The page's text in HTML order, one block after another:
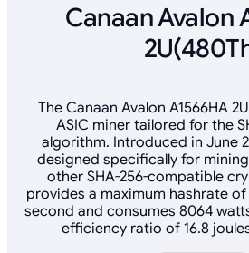
Canaan Avalon
The Canaan Avalon A1566HA
ASIC miner tailored for the
algorithm. Introduced in June
designed specifically for
other SHA-256-compatible
provides a maximum hashrate
second and consumes 8064
efficiency ratio of 16.8